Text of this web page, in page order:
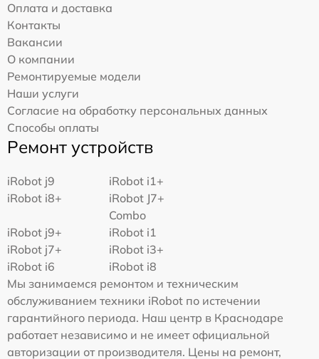
Оплата и доставка
Контакты
Вакансии
О компании
Ремонтируемые модели
Наши услуги
Согласие на обработку персональных данных
Способы оплаты
Ремонт устройств
iRobot j9
iRobot i1+
iRobot i8+
iRobot J7+
Combo
iRobot j9+
iRobot i1
iRobot j7+
iRobot i3+
iRobot i6
iRobot i8
Мы занимаемся ремонтом и техническим
обслуживанием техники iRobot по истечении
гарантийного периода. Наш центр в Краснодаре
работает независимо и не имеет официальной
авторизации от производителя. Цены на ремонт,